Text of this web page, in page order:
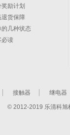
励计划
退货保障
的几种状态
必读
接触器 继电器
© 2012-2019 乐清科旭